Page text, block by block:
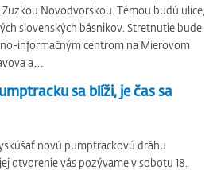
Novodvorskou. Témou budú ulice,
slovenských básnikov. Stretnutie bude
informačným centrom na Mierovom
a…
sa blíži, je čas sa
novú pumptrackovú dráhu
otvorenie vás pozývame v sobotu 18.